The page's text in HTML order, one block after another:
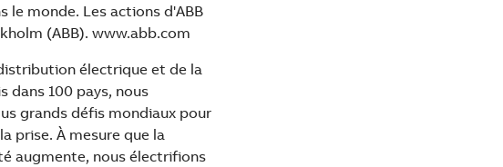
le monde. Les actions d'ABB
(ABB). www.abb.com
électrique et de la
dans 100 pays, nous
grands défis mondiaux pour
prise. À mesure que la
augmente, nous électrifions